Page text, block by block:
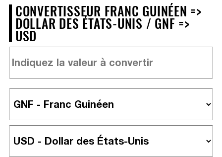
CONVERTISSEUR FRANC GUINÉEN =>
DOLLAR DES ÉTATS-UNIS / GNF =>
USD